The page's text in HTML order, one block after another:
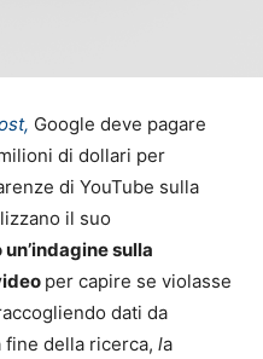
Google deve pagare
di dollari per
di YouTube sulla
il suo
sulla
per capire se violasse
dati da
fine della ricerca, la